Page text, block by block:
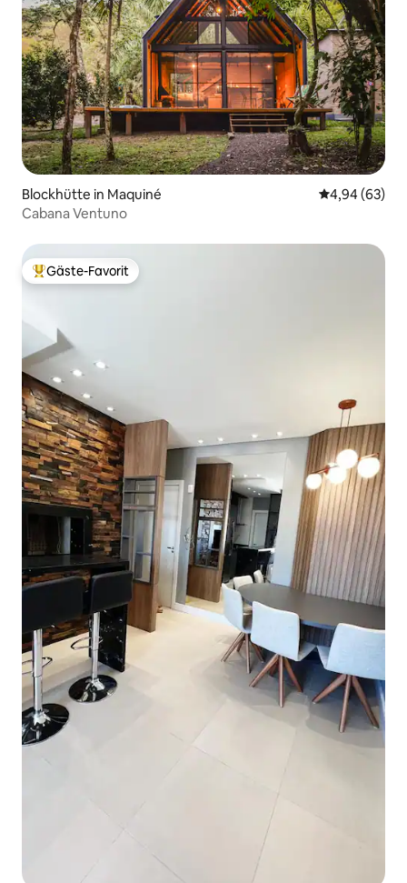
Blockhütte in Maquiné
4,94 (63)
Cabana Ventuno
Beliebter Gäste-Favorit.
Gäste-Favorit